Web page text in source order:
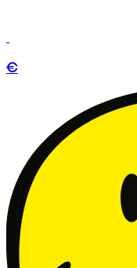
€